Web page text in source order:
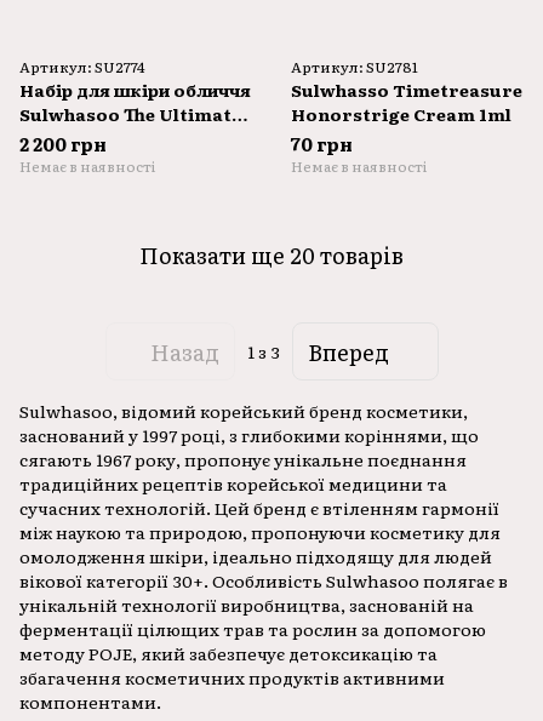
Артикул: SU2774
Набір для шкіри обличчя
Sulwhasoo The Ultimate
S Kit 3
2 200 грн
Немає в наявності
Артикул: SU2781
Sulwhasso Timetreasure
Honorstrige Cream 1ml
70 грн
Немає в наявності
Показати ще 20 товарів
Назад 1з 3 Вперед
Sulwhasoo, відомий корейський бренд косметики,
заснований у 1997 році, з глибокими коріннями, що
сягають 1967 року, пропонує унікальне поєднання
традиційних рецептів корейської медицини та
сучасних технологій. Цей бренд є втіленням гармонії
між наукою та природою, пропонуючи косметику для
омолодження шкіри, ідеально підходящу для людей
вікової категорії 30+. Особливість Sulwhasoo полягає в
унікальній технології виробництва, заснованій на
ферментації цілющих трав та рослин за допомогою
методу POJE, який забезпечує детоксикацію та
збагачення косметичних продуктів активними
компонентами.